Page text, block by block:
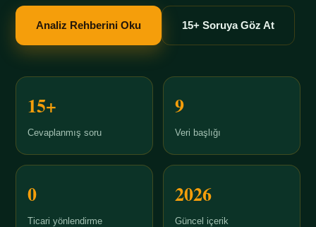
Analiz Rehberini Oku 15+ Soruya Göz At
15+
Cevaplanmış soru
9
Veri başlığı
0
Ticari yönlendirme
2026
Güncel içerik